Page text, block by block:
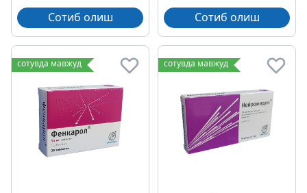
Сотиб олиш Сотиб олиш
сотувда мавжуд сотувда мавжуд